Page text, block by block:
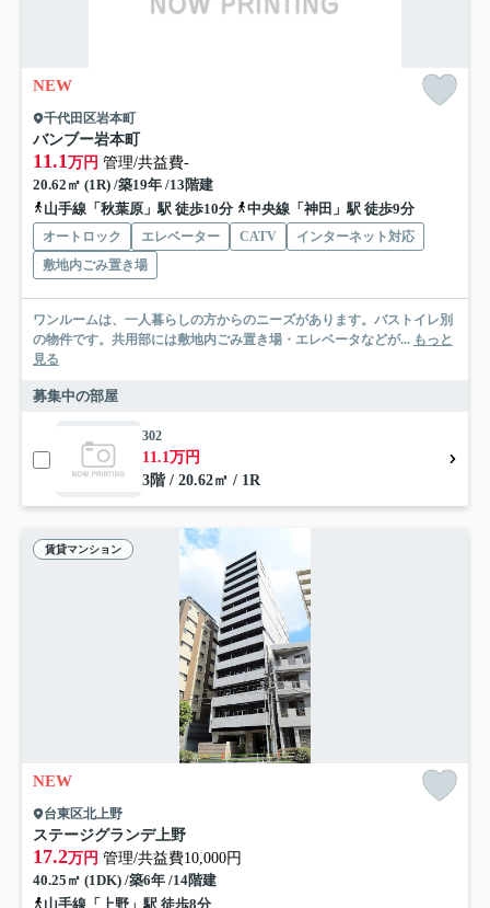
NEW
千代田区岩本町
バンブー岩本町
11.1万円 管理/共益費-
20.62㎡ (1R) /築19年 /13階建
山手線「秋葉原」駅 徒歩10分
中央線「神田」駅 徒歩9分
オートロック エレベーター CATV
インターネット対応
敷地内ごみ置き場
ワンルームは、一人暮らしの方からのニーズがあります。バストイレ別
の物件です。共用部には敷地内ごみ置き場・エレベータなどが... もっと
見る
募集中の部屋
302
11.1万円
3階 / 20.62㎡ / 1R
賃貸マンション
NEW
台東区北上野
ステージグランデ上野
17.2万円 管理/共益費10,000円
40.25㎡ (1DK) /築6年 /14階建
山手線「上野」駅 徒歩8分